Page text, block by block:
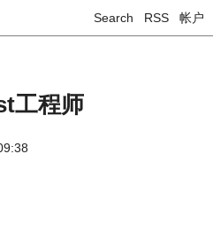
Search RSS 帐户
工程师